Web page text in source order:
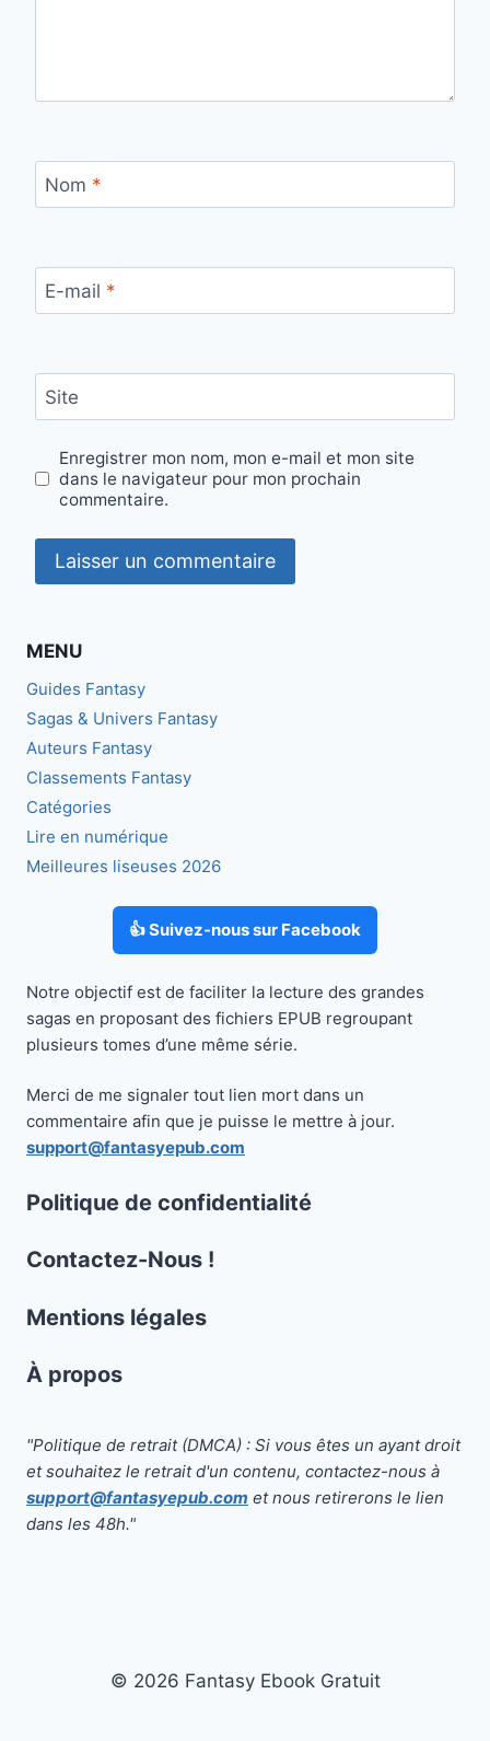
Nom *
E-mail *
Site
Enregistrer mon nom, mon e-mail et mon site
dans le navigateur pour mon prochain
commentaire.
MENU
Guides Fantasy
Sagas & Univers Fantasy
Auteurs Fantasy
Classements Fantasy
Catégories
Lire en numérique
Meilleures liseuses 2026
👍 Suivez-nous sur Facebook
Notre objectif est de faciliter la lecture des grandes
sagas en proposant des fichiers EPUB regroupant
plusieurs tomes d’une même série.
Merci de me signaler tout lien mort dans un
commentaire afin que je puisse le mettre à jour.
support@fantasyepub.com
Politique de confidentialité
Contactez-Nous !
Mentions légales
À propos
"Politique de retrait (DMCA) : Si vous êtes un ayant droit
et souhaitez le retrait d'un contenu, contactez-nous à
support@fantasyepub.com et nous retirerons le lien
dans les 48h."
© 2026 Fantasy Ebook Gratuit